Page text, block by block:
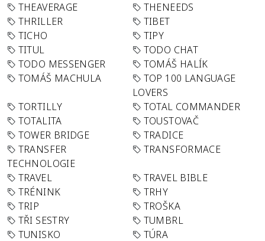
THEAVERAGE
THENEEDS
THRILLER
TIBET
TICHO
TIPY
TITUL
TODO CHAT
TODO MESSENGER
TOMÁŠ HALÍK
TOMÁŠ MACHULA
TOP 100 LANGUAGE
LOVERS
TORTILLY
TOTAL COMMANDER
TOTALITA
TOUSTOVAČ
TOWER BRIDGE
TRADICE
TRANSFER
TECHNOLOGIE
TRANSFORMACE
TRAVEL
TRAVEL BIBLE
TRÉNINK
TRHY
TRIP
TROŠKA
TŘI SESTRY
TUMBRL
TUNISKO
TÚRA